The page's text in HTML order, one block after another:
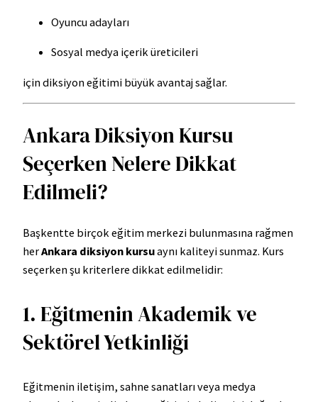
Oyuncu adayları
Sosyal medya içerik üreticileri
için diksiyon eğitimi büyük avantaj sağlar.
Ankara Diksiyon Kursu
Seçerken Nelere Dikkat
Edilmeli?
Başkentte birçok eğitim merkezi bulunmasına rağmen
herAnkara diksiyon kursuaynı kaliteyi sunmaz. Kurs
seçerken şu kriterlere dikkat edilmelidir:
1. Eğitmenin Akademik ve
Sektörel Yetkinliği
Eğitmenin iletişim, sahne sanatları veya medya